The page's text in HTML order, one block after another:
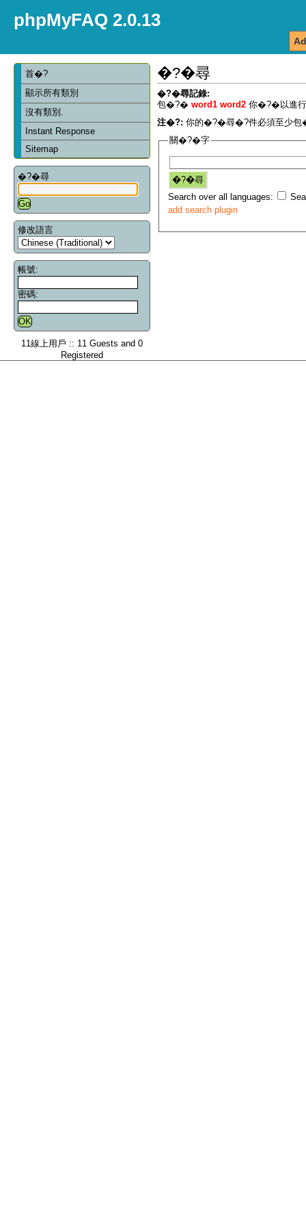
phpMyFAQ 2.0.13
首�?
顯示所有類別
沒有類別.
Instant Response
Sitemap
�?�尋
修改語言
帳號:
密碼:
11線上用戶 :: 11 Guests and 0
Registered
�?�尋
�?�尋記錄:
包�?� word1 word2 你�?�以進
注�?: 你的�?�尋�?件必須至少
關�?�字
Search over all languages:
add search plugin